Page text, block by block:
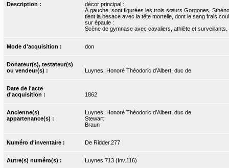
Description :
décor principal :
À gauche, sont figurées les trois sœurs Gorgones,
tient la besace avec la tête mortelle, dont le sang frais
sur épaule :
Scène de gymnase avec cavaliers, athlète et surveillants.
Mode d'acquisition : don
Donateur(s), testateur(s)
ou vendeur(s) :
Luynes, Honoré Théodoric d’Albert, duc de
Date de l'acte
d'acquisition :
1862
Ancienne(s)
appartenance(s) :
Luynes, Honoré Théodoric d’Albert, duc de
Stewart
Braun
Numéro d'inventaire : De Ridder.277
Autre(s) numéro(s) : Luynes.713 (Inv.116)